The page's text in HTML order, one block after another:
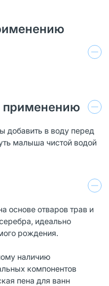
применению
добавить в воду перед
малыша чистой водой
основе отваров трав и
идеально
рождения.
наличию
компонентов
пена для ванн